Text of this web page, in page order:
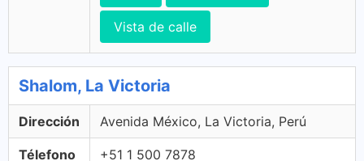
Vista de calle
Shalom, La Victoria
Dirección Avenida México, La Victoria, Perú
Télefono +51 1 500 7878